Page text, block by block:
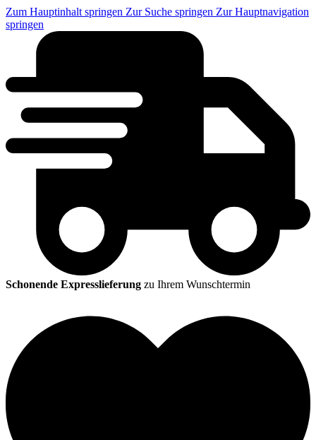
Zum Hauptinhalt springen Zur Suche springen Zur Hauptnavigation
springen
Schonende Expresslieferung zu Ihrem Wunschtermin